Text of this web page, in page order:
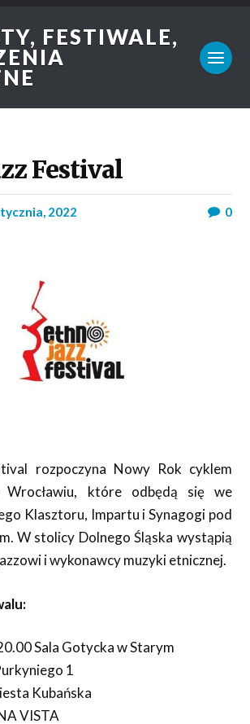
FESTIWALE,
Festival
2022 0
rozpoczyna Nowy Rok cyklem
Wrocławiu, które odbędą się we
Klasztoru, Impartu i Synagogi pod
W stolicy Dolnego Śląska wystąpią
i wykonawcy muzyki etnicznej.
Sala Gotycka w Starym
1
Kubańska
VISTA